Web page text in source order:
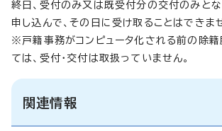
終日、受付のみ又は既受付分の交付のみとな
申し込んで、その日に受け取ることはできませ
※戸籍事務がコンピュータ化される前の除籍
ては、受付・交付は取扱っていません。
関連情報